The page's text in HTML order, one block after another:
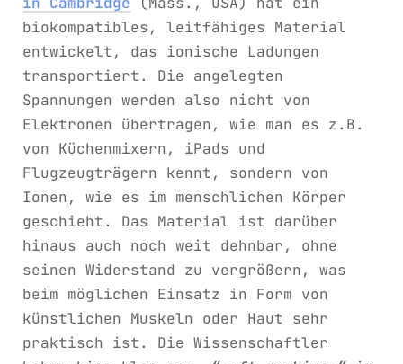
biokompatibles, leitfähiges Material
entwickelt, das ionische Ladungen
transportiert. Die angelegten
Spannungen werden also nicht von
Elektronen übertragen, wie man es z.B.
von Küchenmixern, iPads und
Flugzeugträgern kennt, sondern von
Ionen, wie es im menschlichen Körper
geschieht. Das Material ist darüber
hinaus auch noch weit dehnbar, ohne
seinen Widerstand zu vergrößern, was
beim möglichen Einsatz in Form von
künstlichen Muskeln oder Haut sehr
praktisch ist. Die Wissenschaftler